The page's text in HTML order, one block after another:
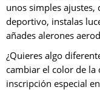
unos simples ajustes,
deportivo, instalas
añades alerones
¿Quieres algo
cambiar el color de
inscripción especial